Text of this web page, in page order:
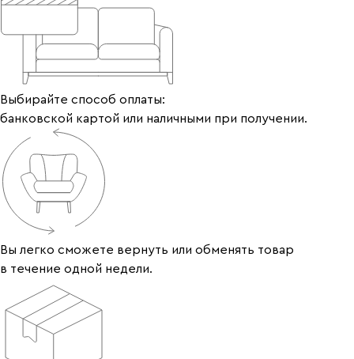
Выбирайте способ оплаты:
банковской картой или наличными при получении.
Вы легко сможете вернуть или обменять товар
в течение одной недели.